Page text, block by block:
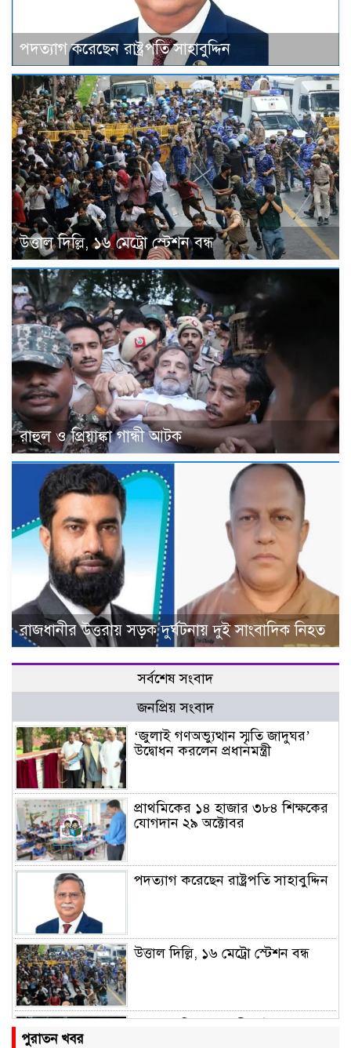
পদত্যাগ করেছেন রাষ্ট্রপতি সাহাবুদ্দিন
উত্তাল দিল্লি, ১৬ মেট্রো স্টেশন বন্ধ
রাহুল ও প্রিয়াঙ্কা গান্ধী আটক
রাজধানীর উত্তরায় সড়ক দুর্ঘটনায় দুই সাংবাদিক নিহত
সর্বশেষ সংবাদ
জনপ্রিয় সংবাদ
‘জুলাই গণঅভ্যুত্থান স্মৃতি জাদুঘর’
উদ্বোধন করলেন প্রধানমন্ত্রী
প্রাথমিকের ১৪ হাজার ৩৮৪ শিক্ষকের
যোগদান ২৯ অক্টোবর
পদত্যাগ করেছেন রাষ্ট্রপতি সাহাবুদ্দিন
উত্তাল দিল্লি, ১৬ মেট্রো স্টেশন বন্ধ
পুরাতন খবর